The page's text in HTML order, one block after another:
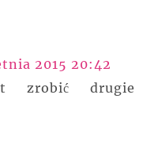
2015 20:42
zrobić drugie